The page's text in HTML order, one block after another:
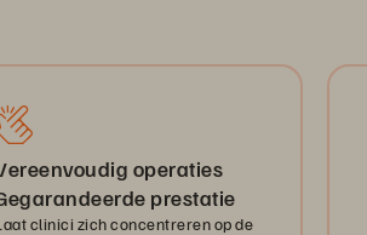
operaties
prestatie
clinici zich concentreren op de